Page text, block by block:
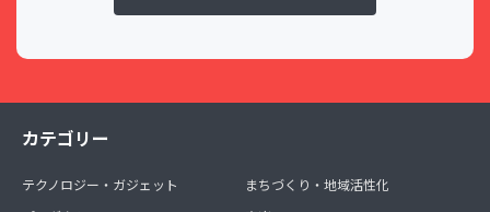
カテゴリー
テクノロジー・ガジェット
まちづくり・地域活性化